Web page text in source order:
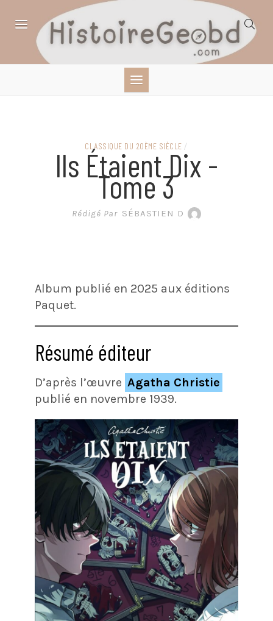
SCIENCES,
LITTÉRATURE EN
BANDE DESSINÉE
CLASSIQUE DU 20ÈME SIÈCLE /
Ils Étaient Dix -
Tome 3
Rédigé Par SÉBASTIEN D
Album publié en 2025 aux éditions
Paquet.
Résumé éditeur
D’après l’œuvre Agatha Christie
publié en novembre 1939.